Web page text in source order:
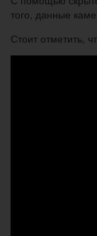
того, данные
Стоит отметить,